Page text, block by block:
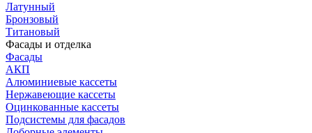
Латунный
Бронзовый
Титановый
Фасады и отделка
Фасады
АКП
Алюминиевые кассеты
Нержавеющие кассеты
Оцинкованные кассеты
Подсистемы для фасадов